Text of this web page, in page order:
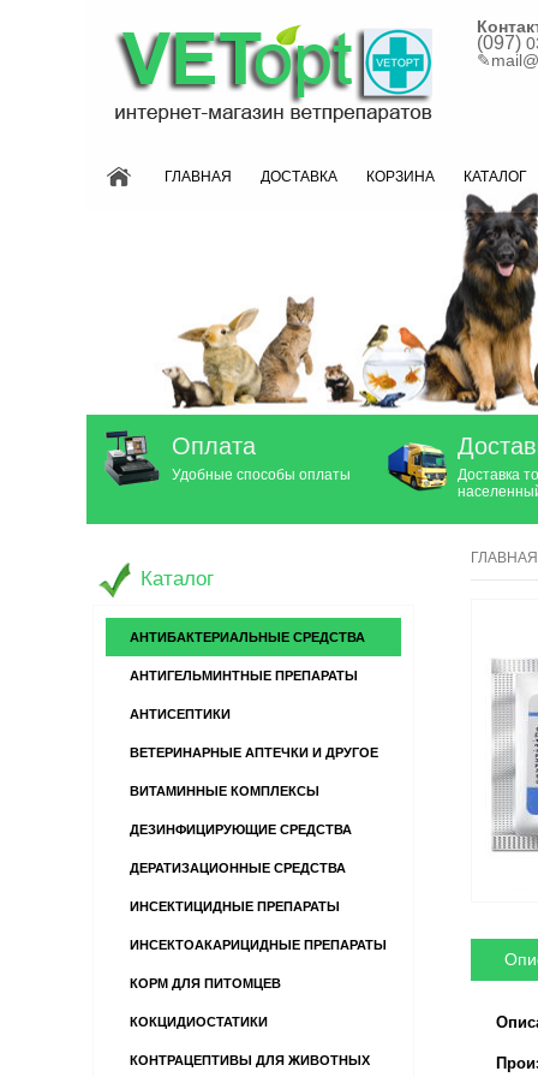
(097)
✎
ГЛАВНАЯ ДОСТАВКА КОРЗИНА КАТАЛОГ
Оплата
Удобные способы оплаты
Доставка
ГЛАВНАЯ
Каталог
АНТИБАКТЕРИАЛЬНЫЕ СРЕДСТВА
АНТИГЕЛЬМИНТНЫЕ ПРЕПАРАТЫ
АНТИСЕПТИКИ
ВЕТЕРИНАРНЫЕ АПТЕЧКИ И ДРУГОЕ
ВИТАМИННЫЕ КОМПЛЕКСЫ
ДЕЗИНФИЦИРУЮЩИЕ СРЕДСТВА
ДЕРАТИЗАЦИОННЫЕ СРЕДСТВА
ИНСЕКТИЦИДНЫЕ ПРЕПАРАТЫ
ИНСЕКТОАКАРИЦИДНЫЕ ПРЕПАРАТЫ
КОРМ ДЛЯ ПИТОМЦЕВ
КОКЦИДИОСТАТИКИ
КОНТРАЦЕПТИВЫ ДЛЯ ЖИВОТНЫХ